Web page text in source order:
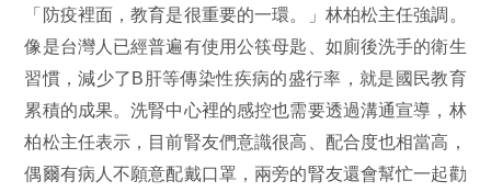
「防疫裡面，教育是很重要的一環。」林柏松主任強調。
像是台灣人已經普遍有使用公筷母匙、如廁後洗手的衛生
習慣，減少了B肝等傳染性疾病的盛行率，就是國民教育
累積的成果。洗腎中心裡的感控也需要透過溝通宣導，林
柏松主任表示，目前腎友們意識很高、配合度也相當高，
偶爾有病人不願意配戴口罩，兩旁的腎友還會幫忙一起勸